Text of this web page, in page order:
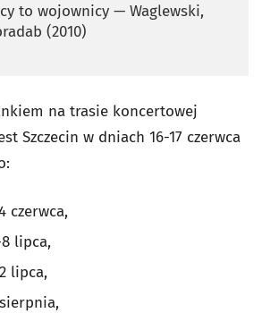
to wojownicy — Waglewski,
(2010)
na trasie koncertowej
Szczecin w dniach 16-17 czerwca
czerwca,
lipca,
lipca,